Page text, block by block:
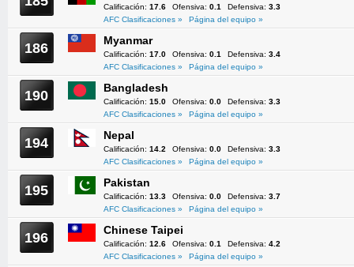
Calificación: 17.6 Ofensiva: 0.1 Defensiva: 3.3
AFC Clasificaciones »
Página del equipo »
186 Myanmar
Calificación: 17.0 Ofensiva: 0.1 Defensiva: 3.4
AFC Clasificaciones »
Página del equipo »
190 Bangladesh
Calificación: 15.0 Ofensiva: 0.0 Defensiva: 3.3
AFC Clasificaciones »
Página del equipo »
194 Nepal
Calificación: 14.2 Ofensiva: 0.0 Defensiva: 3.3
AFC Clasificaciones »
Página del equipo »
195 Pakistan
Calificación: 13.3 Ofensiva: 0.0 Defensiva: 3.7
AFC Clasificaciones »
Página del equipo »
196 Chinese Taipei
Calificación: 12.6 Ofensiva: 0.1 Defensiva: 4.2
AFC Clasificaciones »
Página del equipo »